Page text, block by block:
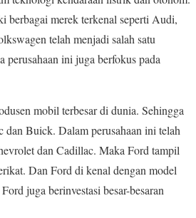
berbagai merek terkenal seperti Audi,
telah menjadi salah satu
perusahaan ini juga berfokus pada
mobil terbesar di dunia. Sehingga
Buick. Dalam perusahaan ini telah
dan Cadillac. Maka Ford tampil
Dan Ford di kenal dengan model
juga berinvestasi besar-besaran